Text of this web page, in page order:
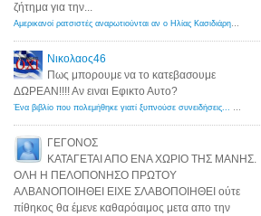
ζήτημα για την...
Αμερικανοί ρατσιστές αναρωτιούνται αν ο Ηλίας Κασιδιάρης ανήκει στη λευκή φυλή... - Λόγιος Ερμής
Νικολαος46
Πως μπορουμε να το κατεβασουμε
ΔΩΡΕΑΝ!!!! Αν ειναι Εφικτο Αυτο?
Ένα βιβλίο που πολεμήθηκε γιατί ξυπνούσε συνειδήσεις... - Λόγιος Ερμής | Η γνώση ξεκινάει με την αναζήτηση...
ΓΕΓΟΝΟΣ
ΚΑΤΑΓΕΤΑΙ ΑΠΟ ΕΝΑ ΧΩΡΙΟ ΤΗΣ ΜΑΝΗΣ.
ΟΛΗ Η ΠΕΛΟΠΟΝΗΣΟ ΠΡΩΤΟΥ
ΑΛΒΑΝΟΠΟΙΗΘΕΙ ΕΙΧΕ ΣΛΑΒΟΠΟΙΗΘΕΙ ούτε
πίθηκος θα έμενε καθαρόαιμος μετα απο την